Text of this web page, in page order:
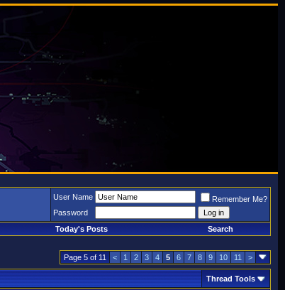
User Name
Remember Me?
Password
Today's Posts Search
Page 5 of 11 < 1 2 3 4 5 6 7 8 9 10 11 >
Thread Tools